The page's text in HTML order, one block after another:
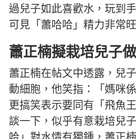
過兒子如此喜歡水，玩到
可見「蕭哈哈」精力非常
蕭正楠擬栽培兒子
蕭正楠在帖文中透露，兒
動細胞，他笑指：「媽咪
更搞笑表示要同有「飛魚
談一下，似乎有意栽培兒